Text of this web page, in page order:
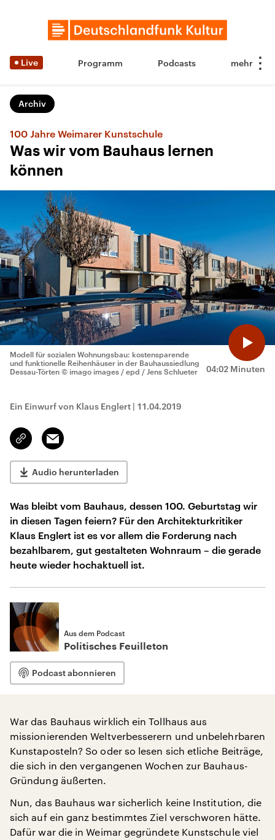
Live Programm Podcasts
Archiv
100 Jahre Weimarer Kunstschule
Was wir vom Bauhaus lernen
können
04:02 Minuten
Modell für sozialen Wohnungsbau: kostensparende
und funktionelle Reihenhäuser in der Bauhaussiedlung
Dessau-Törten © imago images / epd / Jens Schlueter
Ein Einwurf von Klaus Englert | 11.04.2019
Link
kopieren/teilen
Email
Audio herunterladen
Was bleibt vom Bauhaus, dessen 100. Geburtstag wir
in diesen Tagen feiern? Für den Architekturkritiker
Klaus Englert ist es vor allem die Forderung nach
bezahlbarem, gut gestalteten Wohnraum – die gerade
heute wieder hochaktuell ist.
Aus dem Podcast
Politisches Feuilleton
Podcast abonnieren
War das Bauhaus wirklich ein Tollhaus aus
missionierenden Weltverbesserern und unbelehrbaren
Kunstaposteln? So oder so lesen sich etliche Beiträge,
die sich in den vergangenen Wochen zur Bauhaus-
Gründung äußerten.
Nun, das Bauhaus war sicherlich keine Institution, die
sich auf ein ganz bestimmtes Ziel verschworen hätte.
Dafür war die in Weimar gegründete Kunstschule viel